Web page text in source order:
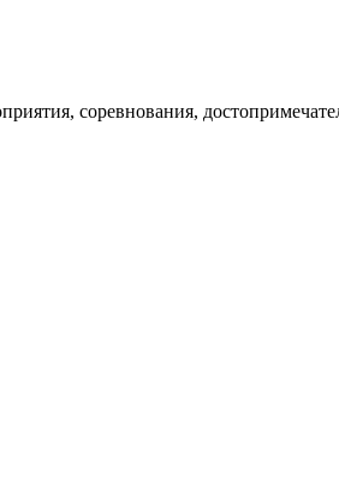
соревнования,